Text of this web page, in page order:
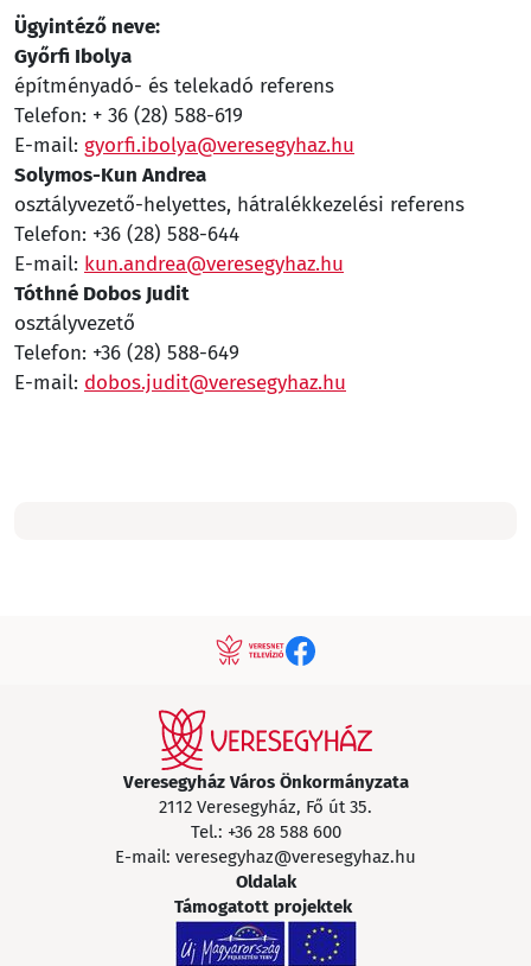
Ügyintéző neve:
Győrfi Ibolya
építményadó- és telekadó referens
Telefon: + 36 (28) 588-619
E-mail: gyorfi.ibolya@veresegyhaz.hu
Solymos-Kun Andrea
osztályvezető-helyettes, hátralékkezelési referens
Telefon: +36 (28) 588-644
E-mail: kun.andrea@veresegyhaz.hu
Tóthné Dobos Judit
osztályvezető
Telefon: +36 (28) 588-649
E-mail: dobos.judit@veresegyhaz.hu
Veresegyház Város Önkormányzata
2112 Veresegyház, Fő út 35.
Tel.: +36 28 588 600
E-mail: veresegyhaz@veresegyhaz.hu
Oldalak
Támogatott projektek